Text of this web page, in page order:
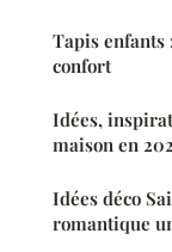
Tapis enfants
confort
Idées,
maison en
Idées déco
romantique